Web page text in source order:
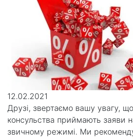
12.02.2021
Друзі, звертаємо вашу увагу, що
консульства приймають заяви
звичному режимі. Ми